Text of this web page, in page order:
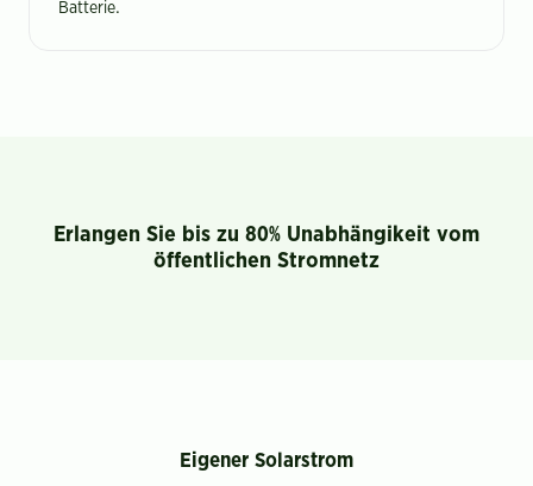
Batterie.
Erlangen Sie bis zu 80% Unabhängikeit vom
öffentlichen Stromnetz
Eigener Solarstrom